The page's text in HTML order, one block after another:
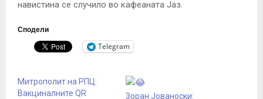
навистина се случило во кафеаната Јаз.
Сподели
Telegram
Митрополит на РПЦ:
Вакциналните QR
Зоран Јованоски: